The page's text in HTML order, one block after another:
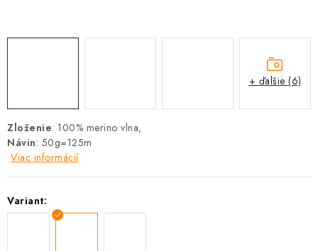
Zloženie: 100% merino vlna,
Návin: 50g=125m
Viac informácií
Variant:
+ ďalšie (6)